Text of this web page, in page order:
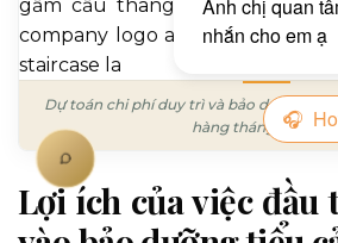
Dự toán chi phí duy trì và bảo dưỡng tiểu
hàng tháng – Hình
Lợi ích của việc đầu